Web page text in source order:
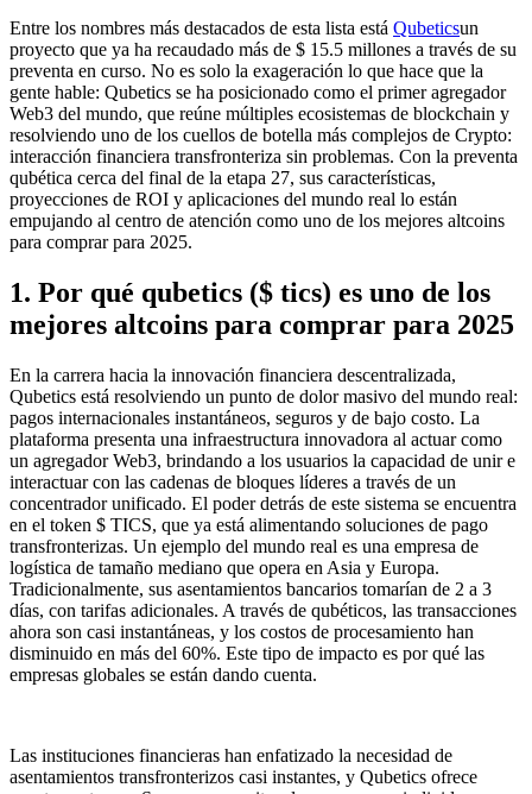
Entre los nombres más destacados de esta lista está Qubeticsun
proyecto que ya ha recaudado más de $ 15.5 millones a través de su
preventa en curso. No es solo la exageración lo que hace que la
gente hable: Qubetics se ha posicionado como el primer agregador
Web3 del mundo, que reúne múltiples ecosistemas de blockchain y
resolviendo uno de los cuellos de botella más complejos de Crypto:
interacción financiera transfronteriza sin problemas. Con la preventa
qubética cerca del final de la etapa 27, sus características,
proyecciones de ROI y aplicaciones del mundo real lo están
empujando al centro de atención como uno de los mejores altcoins
para comprar para 2025.
1. Por qué qubetics ($ tics) es uno de los
mejores altcoins para comprar para 2025
En la carrera hacia la innovación financiera descentralizada,
Qubetics está resolviendo un punto de dolor masivo del mundo real:
pagos internacionales instantáneos, seguros y de bajo costo. La
plataforma presenta una infraestructura innovadora al actuar como
un agregador Web3, brindando a los usuarios la capacidad de unir e
interactuar con las cadenas de bloques líderes a través de un
concentrador unificado. El poder detrás de este sistema se encuentra
en el token $ TICS, que ya está alimentando soluciones de pago
transfronterizas. Un ejemplo del mundo real es una empresa de
logística de tamaño mediano que opera en Asia y Europa.
Tradicionalmente, sus asentamientos bancarios tomarían de 2 a 3
días, con tarifas adicionales. A través de qubéticos, las transacciones
ahora son casi instantáneas, y los costos de procesamiento han
disminuido en más del 60%. Este tipo de impacto es por qué las
empresas globales se están dando cuenta.
Las instituciones financieras han enfatizado la necesidad de
asentamientos transfronterizos casi instantes, y Qubetics ofrece